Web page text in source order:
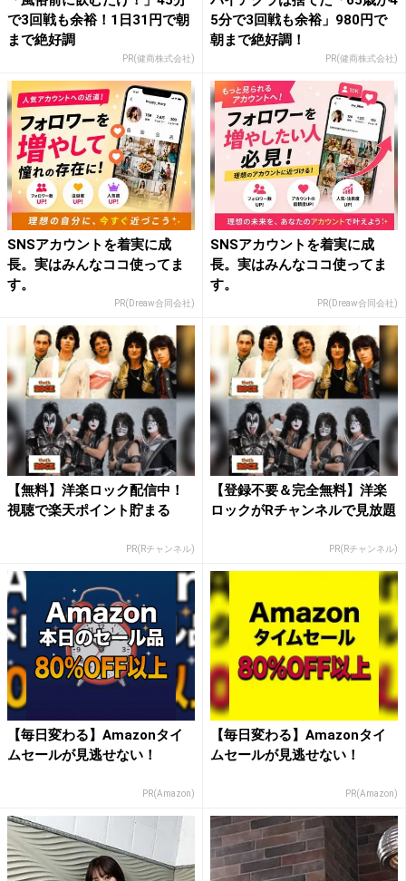
で3回戦も余裕！1日31円で朝
まで絶好調
PR(健商株式会社)
5分で3回戦も余裕」980円で
朝まで絶好調！
PR(健商株式会社)
SNSアカウントを着実に成
長。実はみんなココ使ってま
す。
PR(Dreaw合同会社)
SNSアカウントを着実に成
長。実はみんなココ使ってま
す。
PR(Dreaw合同会社)
【無料】洋楽ロック配信中！
視聴で楽天ポイント貯まる
PR(Rチャンネル)
【登録不要＆完全無料】洋楽
ロックがRチャンネルで見放題
PR(Rチャンネル)
【毎日変わる】Amazonタイ
ムセールが見逃せない！
PR(Amazon)
【毎日変わる】Amazonタイ
ムセールが見逃せない！
PR(Amazon)